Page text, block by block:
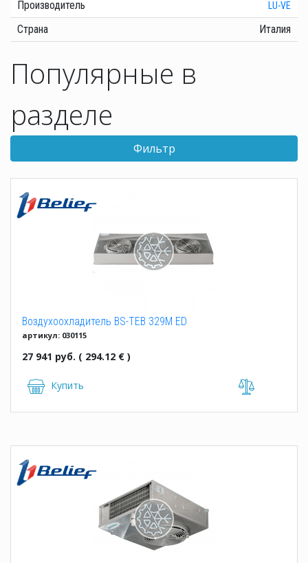
Производитель
LU-VE
Страна Италия
Популярные в
разделе
Фильтр
Воздухоохладитель BS-TEB 329M ED
артикул: 030115
27 941 руб. ( 294.12 € )
Купить